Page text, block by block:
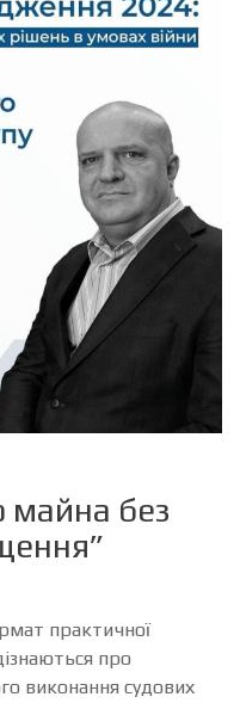
майна без
практичної
про
виконання судових